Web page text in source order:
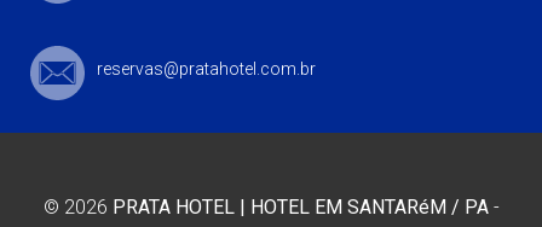
reservas@pratahotel.com.br
© 2026 PRATA HOTEL | HOTEL EM SANTARéM / PA-